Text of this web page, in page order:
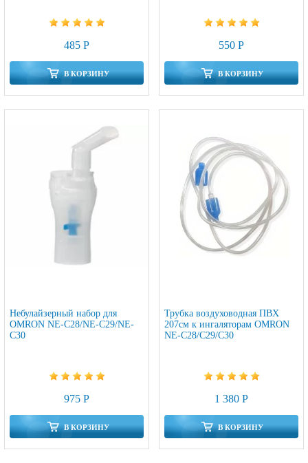
485 Р
В КОРЗИНУ
550 Р
В КОРЗИНУ
Небулайзерный набор для
OMRON NE-C28/NE-C29/NE-
C30
975 Р
В КОРЗИНУ
Трубка воздуховодная ПВХ
207см к ингаляторам OMRON
NE-C28/C29/C30
1 380 Р
В КОРЗИНУ